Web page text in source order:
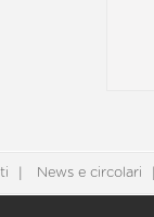
News e circolari